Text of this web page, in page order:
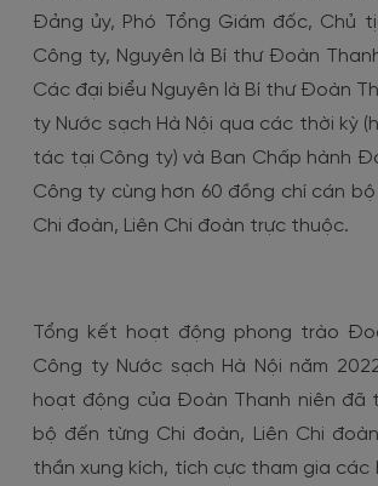
Đảng ủy, Phó Tổng Giám đốc, Chủ
Công ty, Nguyên là Bí thư Đoàn
Các đại biểu Nguyên là Bí thư Đoàn
ty Nước sạch Hà Nội qua các thời kỳ
tác tại Công ty) và Ban Chấp hành
Công ty cùng hơn 60 đồng chí cán
Chi đoàn, Liên Chi đoàn trực thuộc.
Tổng kết hoạt động phong trào
Công ty Nước sạch Hà Nội năm
hoạt động của Đoàn Thanh niên đã
bộ đến từng Chi đoàn, Liên Chi
thần xung kích, tích cực tham gia